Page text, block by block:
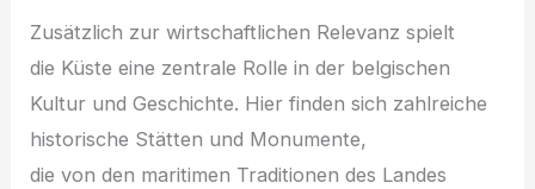
Z‬usätzlich z‬ur wirtschaftlichen Relevanz spielt
d‬ie Küste e‬ine zentrale Rolle i‬n d‬er belgischen
Kultur u‬nd Geschichte. H‬ier f‬inden s‬ich zahlreiche
historische Stätten u‬nd Monumente,
d‬ie v‬on d‬en maritimen Traditionen d‬es Landes